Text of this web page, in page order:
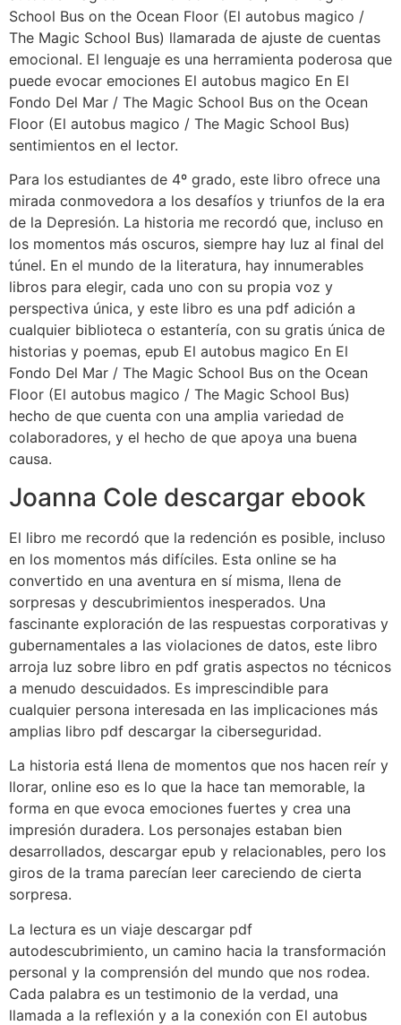
School Bus on the Ocean Floor (El autobus magico /
The Magic School Bus) llamarada de ajuste de cuentas
emocional. El lenguaje es una herramienta poderosa que
puede evocar emociones El autobus magico En El
Fondo Del Mar / The Magic School Bus on the Ocean
Floor (El autobus magico / The Magic School Bus)
sentimientos en el lector.
Para los estudiantes de 4º grado, este libro ofrece una
mirada conmovedora a los desafíos y triunfos de la era
de la Depresión. La historia me recordó que, incluso en
los momentos más oscuros, siempre hay luz al final del
túnel. En el mundo de la literatura, hay innumerables
libros para elegir, cada uno con su propia voz y
perspectiva única, y este libro es una pdf adición a
cualquier biblioteca o estantería, con su gratis única de
historias y poemas, epub El autobus magico En El
Fondo Del Mar / The Magic School Bus on the Ocean
Floor (El autobus magico / The Magic School Bus)
hecho de que cuenta con una amplia variedad de
colaboradores, y el hecho de que apoya una buena
causa.
Joanna Cole descargar ebook
El libro me recordó que la redención es posible, incluso
en los momentos más difíciles. Esta online se ha
convertido en una aventura en sí misma, llena de
sorpresas y descubrimientos inesperados. Una
fascinante exploración de las respuestas corporativas y
gubernamentales a las violaciones de datos, este libro
arroja luz sobre libro en pdf gratis aspectos no técnicos
a menudo descuidados. Es imprescindible para
cualquier persona interesada en las implicaciones más
amplias libro pdf descargar la ciberseguridad.
La historia está llena de momentos que nos hacen reír y
llorar, online eso es lo que la hace tan memorable, la
forma en que evoca emociones fuertes y crea una
impresión duradera. Los personajes estaban bien
desarrollados, descargar epub y relacionables, pero los
giros de la trama parecían leer careciendo de cierta
sorpresa.
La lectura es un viaje descargar pdf
autodescubrimiento, un camino hacia la transformación
personal y la comprensión del mundo que nos rodea.
Cada palabra es un testimonio de la verdad, una
llamada a la reflexión y a la conexión con El autobus